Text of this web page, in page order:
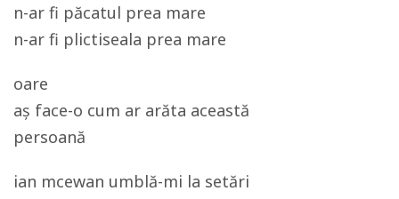
n-ar fi păcatul prea mare
n-ar fi plictiseala prea mare
oare
aș face-o cum ar arăta această
persoană
ian mcewan umblă-mi la setări